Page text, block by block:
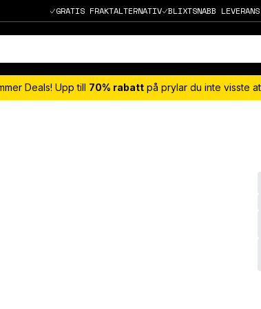
GRATIS FRAKTALTERNATIV BLIXTSNABB LEVERANS
Deals! Upp till 70% rabatt på prylar du inte visste